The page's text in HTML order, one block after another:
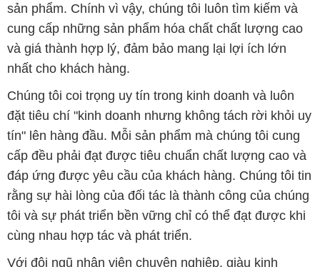
Chúng tôi coi trọng uy tín trong kinh doanh và luôn
đặt tiêu chí "kinh doanh nhưng không tách rời khỏi uy
tín" lên hàng đầu. Mỗi sản phẩm mà chúng tôi cung
cấp đều phải đạt được tiêu chuẩn chất lượng cao và
đáp ứng được yêu cầu của khách hàng. Chúng tôi tin
rằng sự hài lòng của đối tác là thành công của chúng
tôi và sự phát triển bền vững chỉ có thể đạt được khi
cùng nhau hợp tác và phát triển.
Với đội ngũ nhân viên chuyên nghiệp, giàu kinh
nghiệm và tận tâm, chúng tôi có khả năng đáp ứng
đa dạng các nhu cầu hóa chất của khách hàng từ các
ngành nghề và lĩnh vực sản xuất khác nhau. Quý
khách hàng có thể tin tưởng vào sự tư vấn chuyên